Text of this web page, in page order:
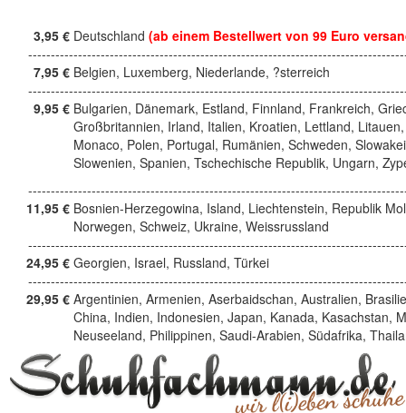
3,95 € Deutschland (ab einem Bestellwert von 99 Euro
7,95 € Belgien, Luxemberg, Niederlande, ?sterreich
9,95 € Bulgarien, Dänemark, Estland, Finnland, Frankreich,
Großbritannien, Irland, Italien, Kroatien, Lettland, Litauen,
Monaco, Polen, Portugal, Rumänien, Schweden,
Slowenien, Spanien, Tschechische Republik, Ungarn,
11,95 € Bosnien-Herzegowina, Island, Liechtenstein, Republik
Norwegen, Schweiz, Ukraine, Weissrussland
24,95 € Georgien, Israel, Russland, Türkei
29,95 € Argentinien, Armenien, Aserbaidschan, Australien,
China, Indien, Indonesien, Japan, Kanada, Kasachstan,
Neuseeland, Philippinen, Saudi-Arabien, Südafrika,